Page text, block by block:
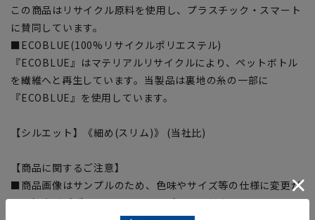
この商品はリサイクル原料を使用し、プラスチック・スマート
に賛同しています。
■ECOBLUE(100%リサイクルポリエステル)
『ECOBLUE』はマテリアルリサイクルにより、ペットボトル
を繊維へと再生しています。当製品は裏地の糸の一部に
『ECOBLUE』を使用しています。
【シルエット】《細め(スリム)》 (当社比)
【商品に関するご注意】
■商品画像はサンプルのため、色味やサイズ等の仕様に変更が
ある場合がございますので、予めご了承ください。